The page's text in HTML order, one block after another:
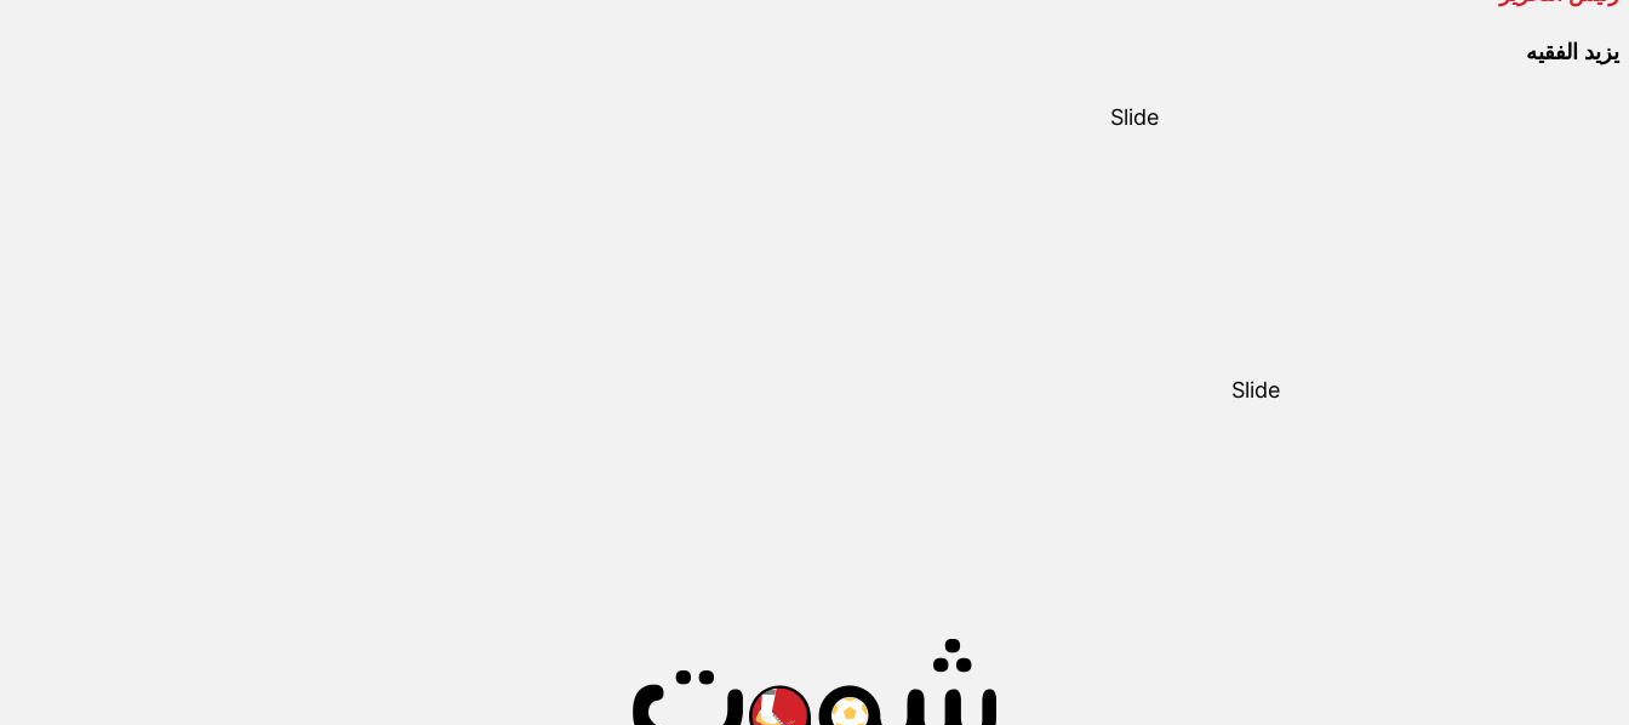
يزيد الفقيه
Slide
Slide